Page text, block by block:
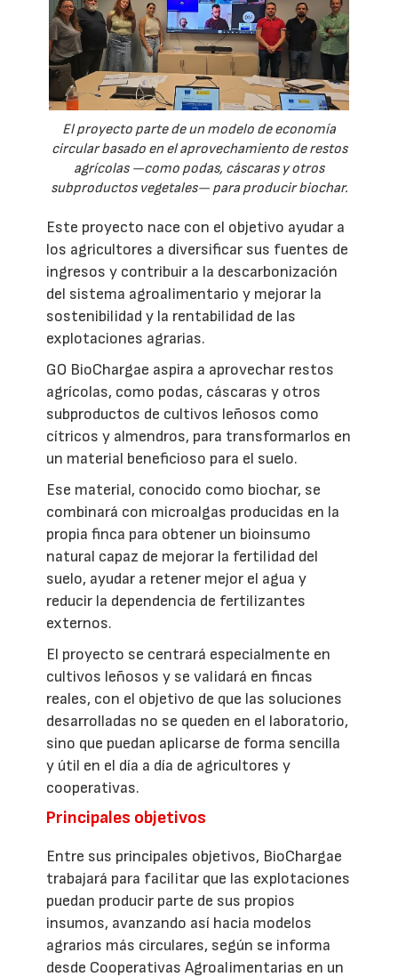
El proyecto parte de un modelo de economía
circular basado en el aprovechamiento de restos
agrícolas —como podas, cáscaras y otros
subproductos vegetales— para producir biochar.
Este proyecto nace con el objetivo ayudar a
los agricultores a diversificar sus fuentes de
ingresos y contribuir a la descarbonización
del sistema agroalimentario y mejorar la
sostenibilidad y la rentabilidad de las
explotaciones agrarias.
GO BioChargae aspira a aprovechar restos
agrícolas, como podas, cáscaras y otros
subproductos de cultivos leñosos como
cítricos y almendros, para transformarlos en
un material beneficioso para el suelo.
Ese material, conocido como biochar, se
combinará con microalgas producidas en la
propia finca para obtener un bioinsumo
natural capaz de mejorar la fertilidad del
suelo, ayudar a retener mejor el agua y
reducir la dependencia de fertilizantes
externos.
El proyecto se centrará especialmente en
cultivos leñosos y se validará en fincas
reales, con el objetivo de que las soluciones
desarrolladas no se queden en el laboratorio,
sino que puedan aplicarse de forma sencilla
y útil en el día a día de agricultores y
cooperativas.
Principales objetivos
Entre sus principales objetivos, BioChargae
trabajará para facilitar que las explotaciones
puedan producir parte de sus propios
insumos, avanzando así hacia modelos
agrarios más circulares, según se informa
desde Cooperativas Agroalimentarias en un